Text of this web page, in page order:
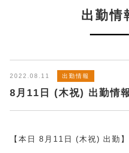
出勤情
2022.08.11 出勤情報
8月11日 (木祝) 出勤情
【本日 8月11日 (木祝) 出勤】